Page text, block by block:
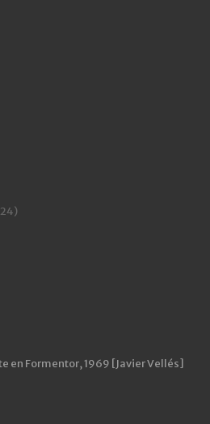
en Formentor, 1969 [Javier Vellés]